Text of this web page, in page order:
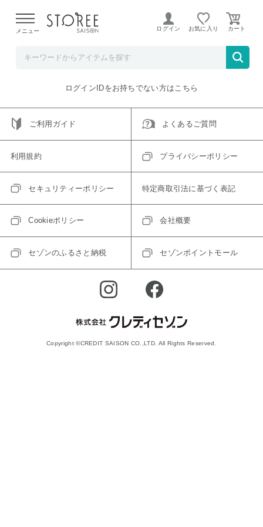
よる配送遅延が発生しております。
メニュー ログイン お気に入り
ご指定のアイテムは取り扱い終了、またはただいま取り扱い
トップへ戻る
ログインIDをお持ちでない方はこちら
ご利用ガイド よくあるご質問
利用規約 プライバシーポリシー
セキュリティーポリシー 特定商取引法に基づく表記
Cookieポリシー 会社概要
セゾンのふるさと納税 セゾンポイントモール
Copyright ©CREDIT SAISON CO.,LTD. All Rights Reserved.